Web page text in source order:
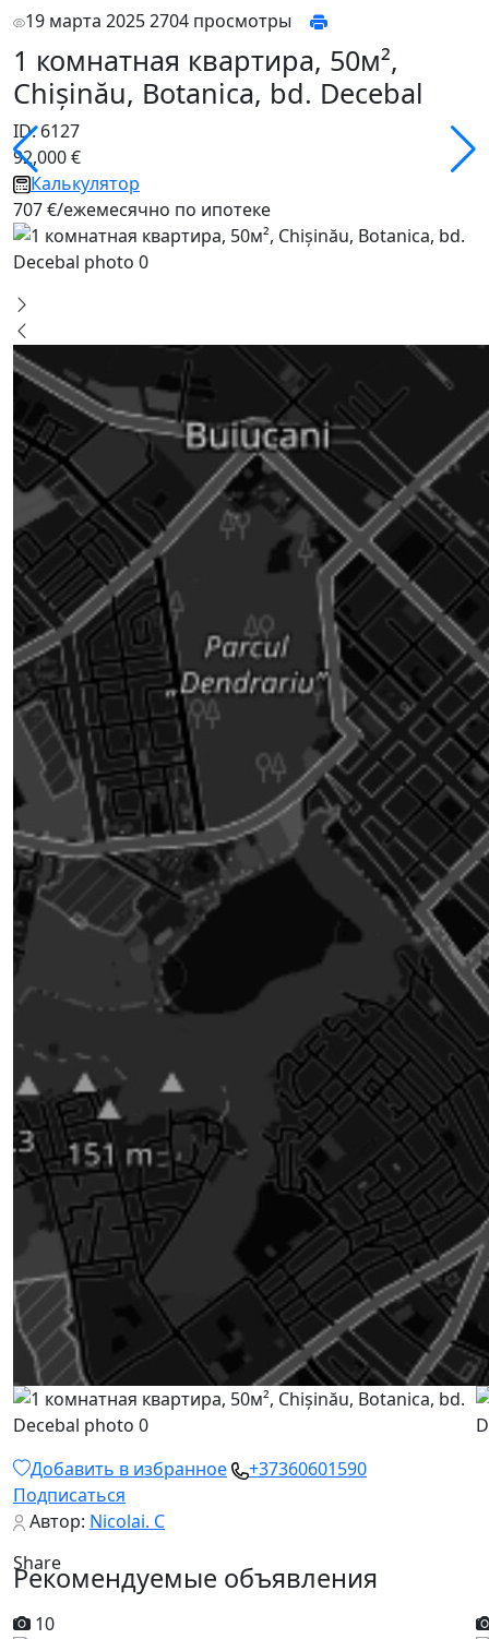
19 марта 20252704 просмотры
1 комнатная квартира, 50м²,
Chișinău, Botanica, bd. Decebal
ID: 6127
92,000 €
Калькулятор
707 €/ежемесячно по ипотеке
Добавить в избранное
+37360601590
Подписаться
Автор: Nicolai. C
Share
Рекомендуемые объявления
10